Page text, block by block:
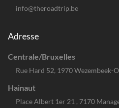
info@theroadtrip.be
Adresse
Centrale/Bruxelles
Rue Hard 52, 1970 Wezembeek-
Hainaut
Place Albert 1er 21 , 7170